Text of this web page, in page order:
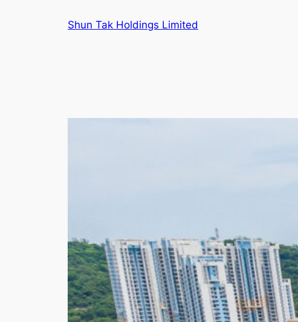
Shun Tak Holdings Limited